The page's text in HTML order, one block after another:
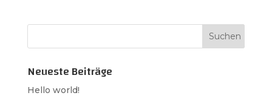
Neueste Beiträge
Hello world!